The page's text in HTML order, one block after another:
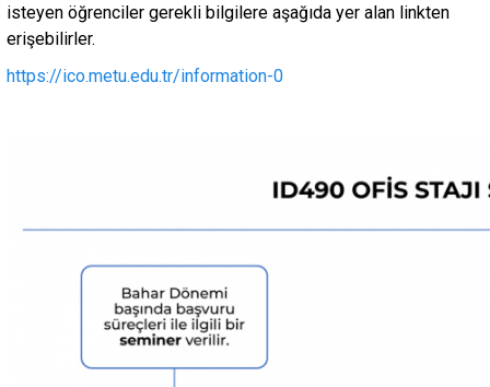
isteyen öğrenciler gerekli bilgilere aşağıda yer alan linkten
erişebilirler.
https://ico.metu.edu.tr/information-0